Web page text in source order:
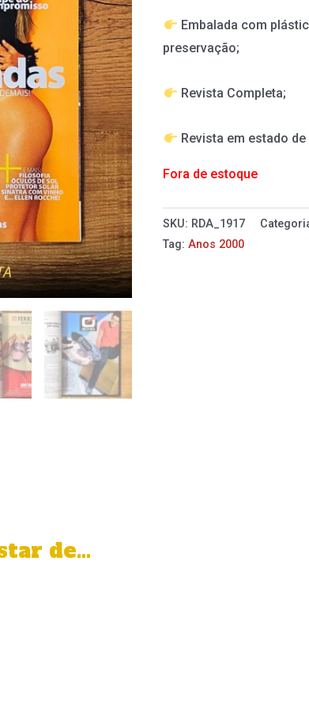
Embalada com
preservação;
Revista Completa;
Revista em estado
Fora de estoque
SKU: RDA_1917
Tag:Anos 2000
de…